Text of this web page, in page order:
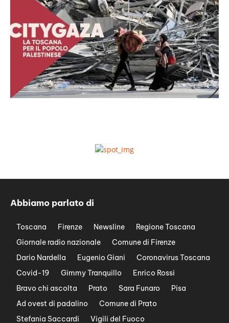
Abbiamo parlato di
Toscana Firenze Newsline
Regione Toscana
Giornale radio nazionale
Comune di Firenze
Dario Nardella
Eugenio Giani
Coronavirus Toscana
Covid-19
Gimmy Tranquillo
Enrico Rossi
Bravo chi ascolta
Prato Sara Funaro
Pisa
Ad ovest di padalino
Comune di Prato
Stefania Saccardi
Vigili del Fuoco